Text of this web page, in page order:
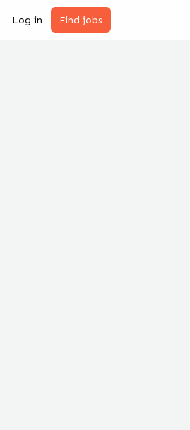
Log in Find jobs